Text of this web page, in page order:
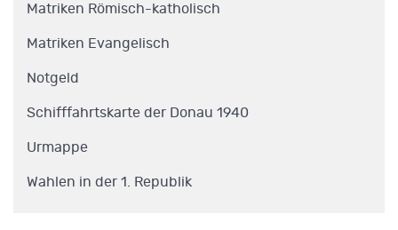
Matriken Römisch-katholisch
Matriken Evangelisch
Notgeld
Schifffahrtskarte der Donau 1940
Urmappe
Wahlen in der 1. Republik